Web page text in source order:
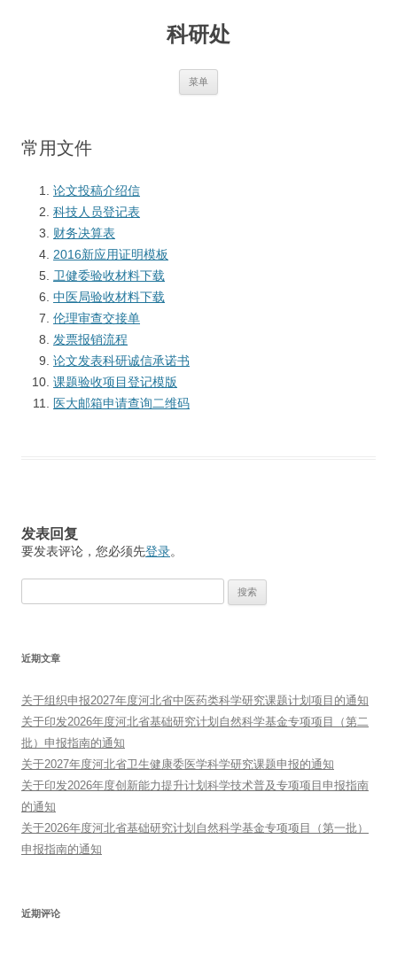
科研处
菜单
常用文件
论文投稿介绍信
科技人员登记表
财务决算表
2016新应用证明模板
卫健委验收材料下载
中医局验收材料下载
伦理审查交接单
发票报销流程
论文发表科研诚信承诺书
课题验收项目登记模版
医大邮箱申请查询二维码
发表回复
要发表评论，您必须先登录。
近期文章
关于组织申报2027年度河北省中医药类科学研究课题计划项目的通知
关于印发2026年度河北省基础研究计划自然科学基金专项项目（第二
批）申报指南的通知
关于2027年度河北省卫生健康委医学科学研究课题申报的通知
关于印发2026年度创新能力提升计划科学技术普及专项项目申报指南
的通知
关于2026年度河北省基础研究计划自然科学基金专项项目（第一批）
申报指南的通知
近期评论